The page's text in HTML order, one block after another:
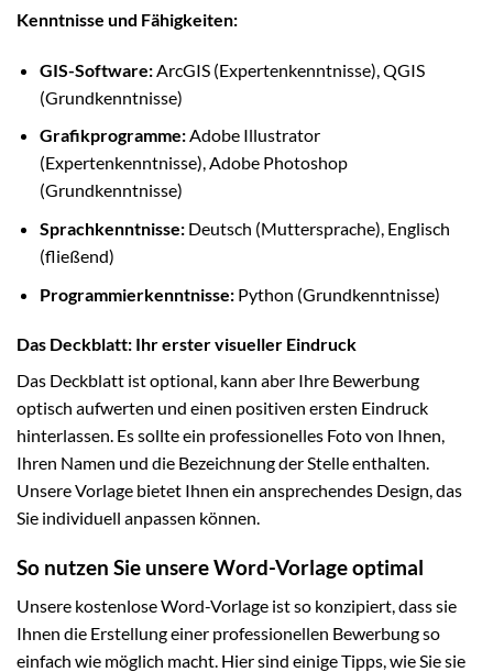
Kenntnisse und Fähigkeiten:
GIS-Software:ArcGIS (Expertenkenntnisse), QGIS
(Grundkenntnisse)
Grafikprogramme:Adobe Illustrator
(Expertenkenntnisse), Adobe Photoshop
(Grundkenntnisse)
Sprachkenntnisse:Deutsch (Muttersprache), Englisch
(fließend)
Programmierkenntnisse:Python (Grundkenntnisse)
Das Deckblatt: Ihr erster visueller Eindruck
Das Deckblatt ist optional, kann aber Ihre Bewerbung
optisch aufwerten und einen positiven ersten Eindruck
hinterlassen. Es sollte ein professionelles Foto von Ihnen,
Ihren Namen und die Bezeichnung der Stelle enthalten.
Unsere Vorlage bietet Ihnen ein ansprechendes Design, das
Sie individuell anpassen können.
So nutzen Sie unsere Word-Vorlage optimal
Unsere kostenlose Word-Vorlage ist so konzipiert, dass sie
Ihnen die Erstellung einer professionellen Bewerbung so
einfach wie möglich macht. Hier sind einige Tipps, wie Sie sie